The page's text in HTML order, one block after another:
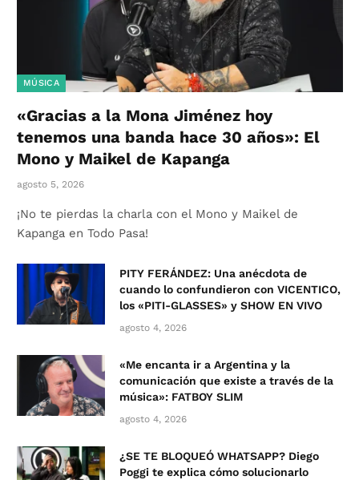
MÚSICA
«Gracias a la Mona Jiménez hoy
tenemos una banda hace 30 años»: El
Mono y Maikel de Kapanga
agosto 5, 2026
¡No te pierdas la charla con el Mono y Maikel de
Kapanga en Todo Pasa!
PITY FERÁNDEZ: Una anécdota de
cuando lo confundieron con VICENTICO,
los «PITI-GLASSES» y SHOW EN VIVO
agosto 4, 2026
«Me encanta ir a Argentina y la
comunicación que existe a través de la
música»: FATBOY SLIM
agosto 4, 2026
¿SE TE BLOQUEÓ WHATSAPP? Diego
Poggi te explica cómo solucionarlo